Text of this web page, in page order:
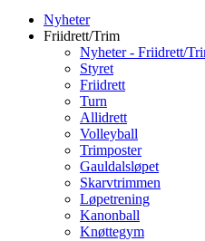
Nyheter
Friidrett/Trim
Nyheter - Friidrett/
Styret
Friidrett
Turn
Allidrett
Volleyball
Trimposter
Gauldalsløpet
Skarvtrimmen
Løpetrening
Kanonball
Knøttegym